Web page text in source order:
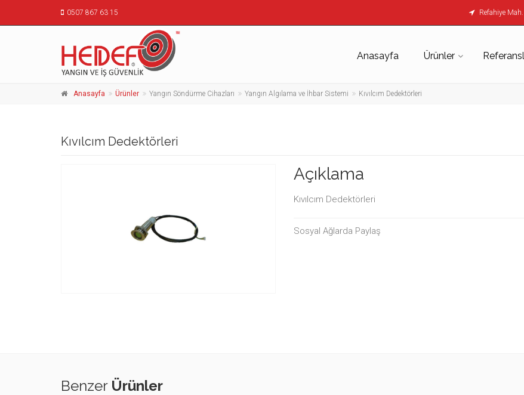
0507 867 63 15 Refahiye
Anasayfa Ürünler
Anasayfa Ürünler Yangın Söndürme Cihazları Yangın Algılama ve İhbar Sistemi Kıvılcım Dedektörleri
Kıvılcım Dedektörleri
Açıklama
Kıvılcım Dedektörleri
Sosyal Ağlarda Paylaş
Benzer Ürünler